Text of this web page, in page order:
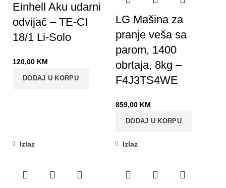
Einhell Aku udarni
odvijač – TE-CI
18/1 Li-Solo
120,00 KM
DODAJ U KORPU
LG Mašina za
pranje veša sa
parom, 1400
obrtaja, 8kg –
F4J3TS4WE
859,00 KM
DODAJ U KORPU
Izlaz Izlaz